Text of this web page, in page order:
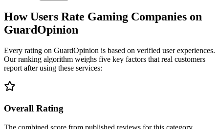
How Users Rate Gaming Companies on
GuardOpinion
Every rating on GuardOpinion is based on verified user experiences.
Our ranking algorithm weighs five key factors that real customers
report after using these services:
Overall Rating
The combined score from published reviews for this category.